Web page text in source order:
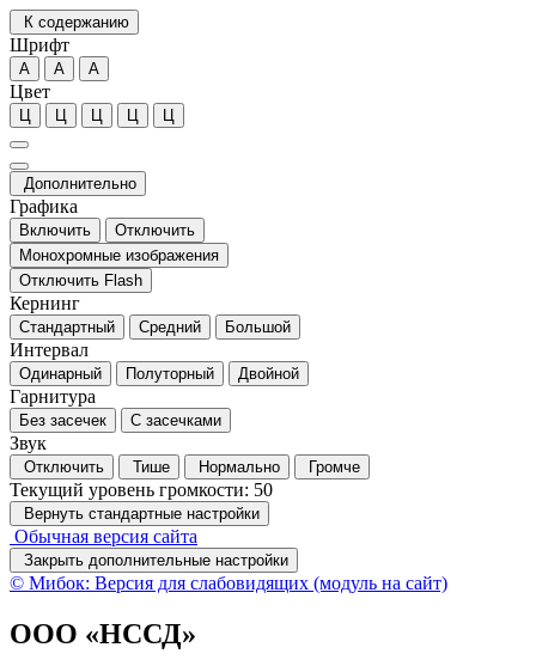
К содержанию
Шрифт
А А А
Цвет
Ц Ц Ц Ц Ц
Дополнительно
Графика
Включить
Отключить
Монохромные изображения
Отключить Flash
Кернинг
Стандартный Средний Большой
Интервал
Одинарный Полуторный Двойной
Гарнитура
Без засечек С засечками
Звук
Отключить Тише Нормально Громче
Текущий уровень громкости: 50
Вернуть стандартные настройки
Обычная версия сайта
Закрыть дополнительные настройки
© Мибок: Версия для слабовидящих (модуль на сайт)
ООО «НССД»